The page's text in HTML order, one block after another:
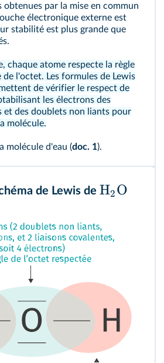
obtenues par la mise en commun
électronique externe est
stabilité est plus grande que
chaque atome respecte la règle
l'octet. Les formules de Lewis
de vérifier le respect de
les électrons des
et des doublets non liants pour
molécule.
molécule d'eau (doc. 1).
de Lewis de H2 O